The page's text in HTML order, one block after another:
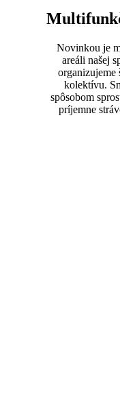
Novinkou je
areáli našej
organizujeme
kolektívu.
spôsobom
príjemne